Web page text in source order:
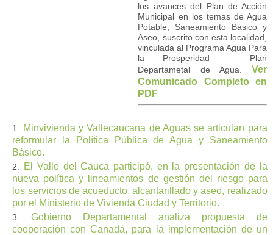
los avances del Plan de Acción
Municipal en los temas de Agua
Potable, Saneamiento Básico y
Aseo, suscrito con esta localidad,
vinculada al Programa Agua Para
la Prosperidad – Plan
Departametal de Agua.Ver
Comunicado Completo en
PDF
Minvivienda y Vallecaucana de Aguas se articulan para
reformular la Política Pública de Agua y Saneamiento
Básico.
El Valle del Cauca participó, en la presentación de la
nueva política y lineamientos de gestión del riesgo para
los servicios de acueducto, alcantarillado y aseo, realizado
por el Ministerio de Vivienda Ciudad y Territorio.
Gobierno Departamental analiza propuesta de
cooperación con Canadá, para la implementación de un